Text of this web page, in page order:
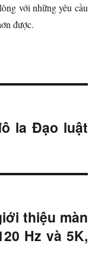
với những yêu cầu
được.
la Đạo luật
thiệu màn
Hz và 5K,